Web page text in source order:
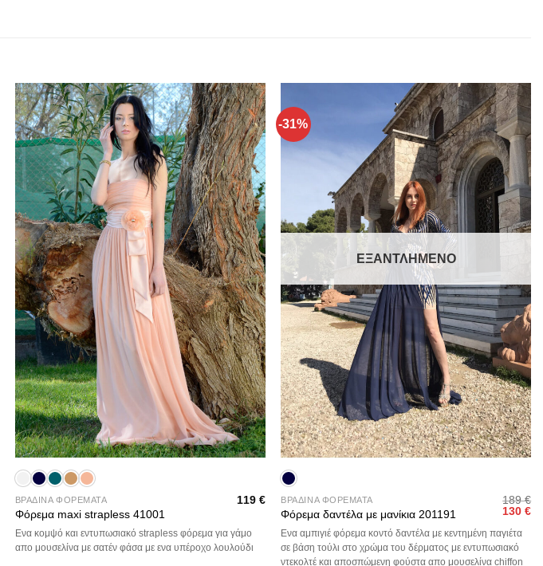
Add to
wishlist
+
ΒΡΑΔΙΝΑ ΦΟΡΕΜΑΤΑ
Φόρεμα maxi strapless 41001
119 €
Ενα κομψό και εντυπωσιακό strapless φόρεμα για γάμο
απο μουσελίνα με σατέν φάσα με ενα υπέροχο λουλούδι
-31%
Add to
wishlist
+
ΕΞΑΝΤΛΗΜΈΝΟ
ΒΡΑΔΙΝΑ ΦΟΡΕΜΑΤΑ
Φόρεμα δαντέλα με μανίκια 201191
189€
Original
was:
189 €.
130€Η
Ενα αμπιγιέ φόρεμα κοντό δαντέλα με κεντημένη παγιέτα
σε βάση τούλι στο χρώμα του δέρματος με εντυπωσιακό
ντεκολτέ και αποσπώμενη φούστα απο μουσελίνα chiffon